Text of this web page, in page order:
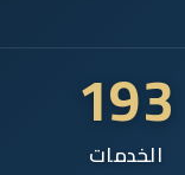
193
الخدمات